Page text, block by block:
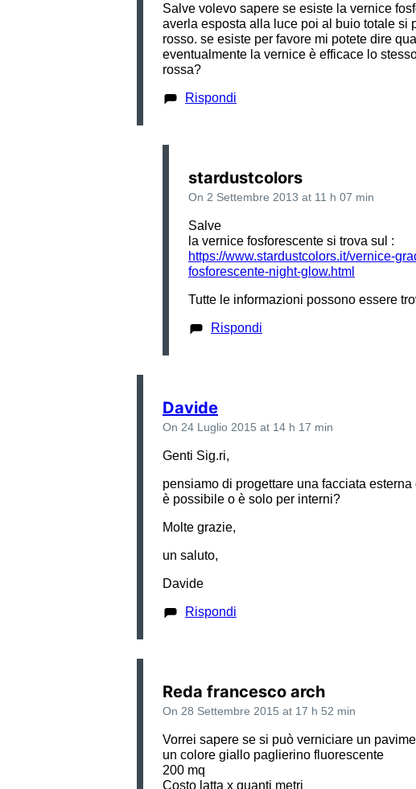
Salve volevo sapere se esiste la vernice
averla esposta alla luce poi al buio totale si
rosso. se esiste per favore mi potete dire
eventualmente la vernice è efficace lo
rossa?
Rispondi
stardustcolors
On 2 Settembre 2013 at 11 h 07 min
Salve
la vernice fosforescente si trova sul :
https://www.stardustcolors.it/vernice-
fosforescente-night-glow.html
Tutte le informazioni possono essere
Rispondi
Davide
On 24 Luglio 2015 at 14 h 17 min
Genti Sig.ri,
pensiamo di progettare una facciata
è possibile o è solo per interni?
Molte grazie,
un saluto,
Davide
Rispondi
Reda francesco arch
On 28 Settembre 2015 at 17 h 52 min
Vorrei sapere se si può verniciare un
un colore giallo paglierino fluorescente
200 mq
Costo latta x quanti metri